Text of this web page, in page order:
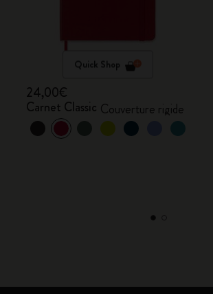
Quick Shop
24,00€
Carnet Classic Couverture rigide